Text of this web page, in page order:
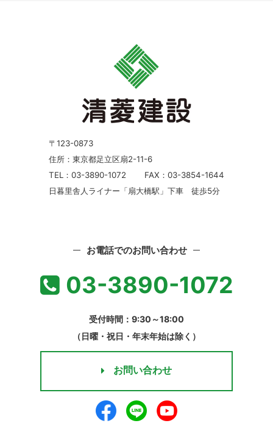
〒123-0873
住所：東京都足立区扇2-11-6
TEL：03-3890-1072
FAX：03-3854-1644
日暮里舎人ライナー「扇大橋駅」下車 徒歩5分
お電話でのお問い合わせ
03-3890-1072
受付時間：9:30～18:00
（日曜・祝日・年末年始は除く）
お問い合わせ